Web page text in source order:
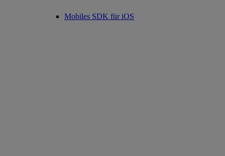
Mobiles SDK für iOS